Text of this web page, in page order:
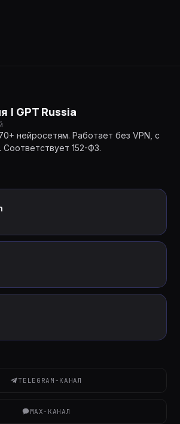
| GPT Russia
нейросетям. Работает без VPN, с
Соответствует 152-ФЗ.
TELEGRAM-КАНАЛ
MAX-КАНАЛ